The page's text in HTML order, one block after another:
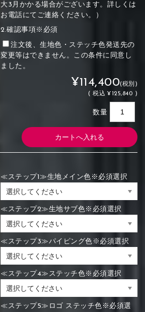
大3月かかる場合がございます。詳しくは
お電話にてご連絡ください。）
2.確認事項※必須
注文後、生地色・ステッチ色発送先の
変更等はできません。この条件に同意し
ました。
¥114,400(税別)
(税込 ¥125,840 )
数量
≪ステップ1≫生地メイン色※必須選択
≪ステップ2≫生地サブ色※必須選択
≪ステップ3≫パイピング色※必須選択
≪ステップ4≫ステッチ色※必須選択
≪ステップ5≫ロゴ ステッチ色※必須選